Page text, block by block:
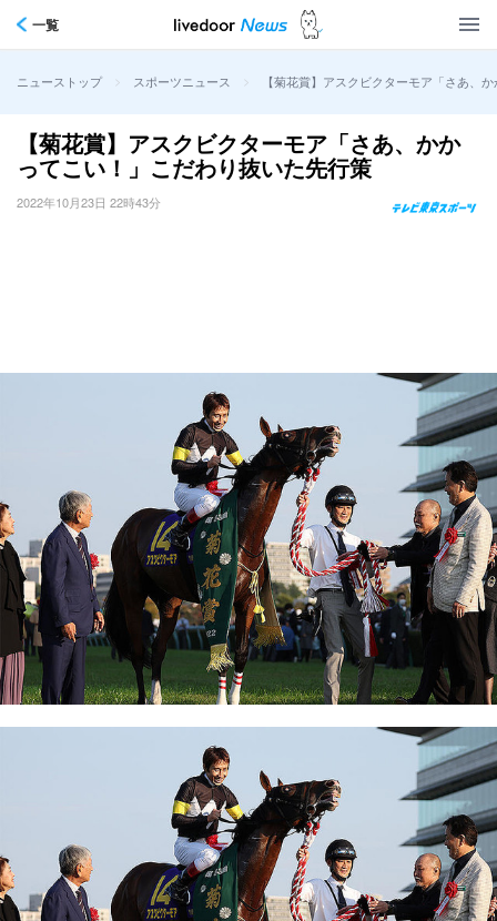
一覧
ニューストップ > スポーツニュース > 【菊花賞】アスクビクターモア「さあ、
【菊花賞】アスクビクターモア「さあ、かか
ってこい！」こだわり抜いた先行策
2022年10月23日 22時43分